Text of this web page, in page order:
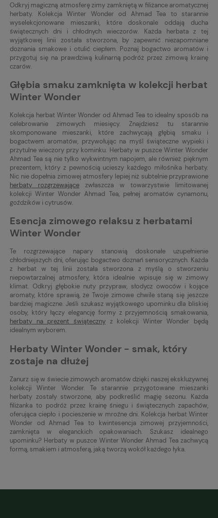
Odkryj magiczną atmosferę zimy zamkniętą w filiżance aromatycznej
herbaty. Kolekcja Winter Wonder od Ahmad Tea to starannie
wyselekcjonowane mieszanki, które doskonale oddają ducha
świątecznych dni i chłodnych wieczorów. Każda herbata z tej
wyjątkowej linii została stworzona, by zapewnić niezapomniane
doznania smakowe i otulić ciepłem. Poznaj bogactwo aromatów i
przygotuj się na prawdziwą kulinarną podróż przez zimową krainę
czarów.
Głębia smaku zamknięta w kolekcji herbat
Winter Wonder
Kolekcja herbat Winter Wonder od Ahmad Tea to idealny sposób na
celebrowanie zimowych miesięcy. Znajdziesz tu starannie
skomponowane mieszanki, które zachwycają głębią smaku i
bogactwem aromatów, przywołując na myśl świąteczne wypieki i
przytulne wieczory przy kominku. Herbaty w puszce Winter Wonder
Ahmad Tea są nie tylko wykwintnym napojem, ale również pięknym
prezentem, który z pewnością ucieszy każdego miłośnika herbaty.
Nic nie dopełnia zimowej atmosfery lepiej niż subtelnie przyprawione
herbaty rozgrzewające zwłaszcza w towarzystwie limitowanej
kolekcji Winter Wonder Ahmad Tea, pełnej aromatów cynamonu,
goździków i cytrusów.
Esencja zimowego relaksu z herbatami
Winter Wonder
Te rozgrzewające napary stanowią doskonałe uzupełnienie
chłodniejszych dni, oferując bogactwo doznań sensorycznych. Każda
z herbat w tej linii została stworzona z myślą o stworzeniu
niepowtarzalnej atmosfery, która idealnie wpisuje się w zimowy
klimat. Odkryj głębokie nuty przypraw, słodycz owoców i kojące
aromaty, które sprawią, że Twoje zimowe chwile staną się jeszcze
bardziej magiczne. Jeśli szukasz wyjątkowego upominku dla bliskiej
osoby, który łączy elegancję formy z przyjemnością smakowania,
herbaty na prezent świątecznyz kolekcji Winter Wonder będą
idealnym wyborem.
Herbaty Winter Wonder - smak, który
zostaje na dłużej
Zanurz się w świecie zimowych aromatów dzięki naszej ekskluzywnej
kolekcji Winter Wonder. Te starannie przygotowane mieszanki
herbaty zostały stworzone, aby podkreślić magię sezonu. Każda
filiżanka to podróż przez krainę śniegu i świątecznych zapachów,
oferująca ciepło i pocieszenie w mroźne dni. Kolekcja herbat Winter
Wonder od Ahmad Tea to kwintesencja zimowej przyjemności,
zamknięta w eleganckich opakowaniach. Szukasz idealnego
upominku? Herbaty w puszce Winter Wonder Ahmad Tea zachwycą
formą, smakiem i atmosferą, jaką tworzą wokół każdego łyka.